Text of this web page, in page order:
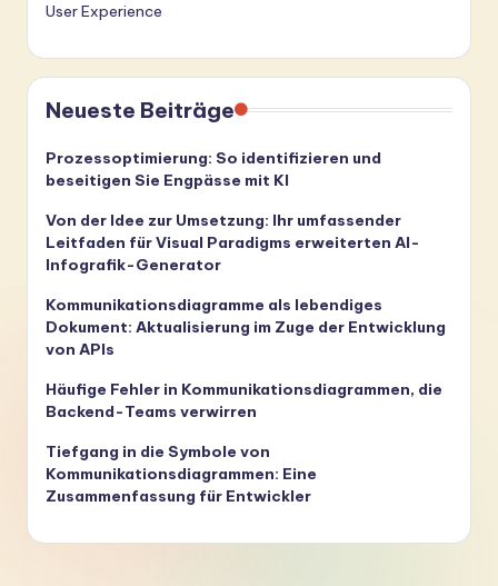
User Experience
Neueste Beiträge
Prozessoptimierung: So identifizieren und
beseitigen Sie Engpässe mit KI
Von der Idee zur Umsetzung: Ihr umfassender
Leitfaden für Visual Paradigms erweiterten AI-
Infografik-Generator
Kommunikationsdiagramme als lebendiges
Dokument: Aktualisierung im Zuge der Entwicklung
von APIs
Häufige Fehler in Kommunikationsdiagrammen, die
Backend-Teams verwirren
Tiefgang in die Symbole von
Kommunikationsdiagrammen: Eine
Zusammenfassung für Entwickler